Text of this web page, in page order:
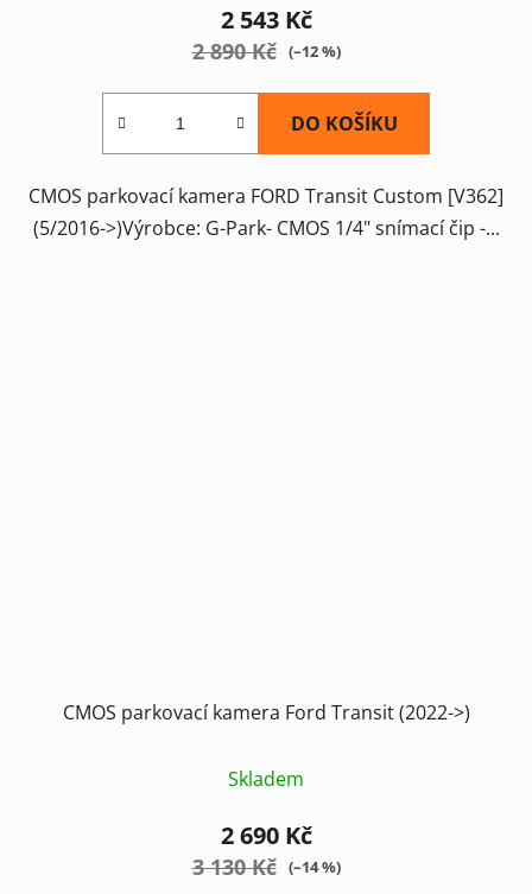
2 543 Kč
2 890 Kč (–12 %)
DO KOŠÍKU
CMOS parkovací kamera FORD Transit Custom [V362]
(5/2016->)Výrobce: G-Park- CMOS 1/4" snímací čip -...
CMOS parkovací kamera Ford Transit (2022->)
Skladem
2 690 Kč
3 130 Kč (–14 %)